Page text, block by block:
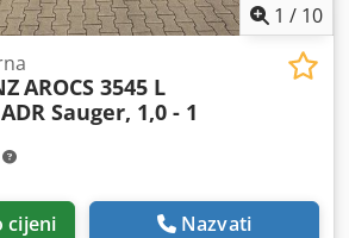
1 / 10
AROCS 3545 L
Sauger, 1,0 - 1
cijeni Nazvati